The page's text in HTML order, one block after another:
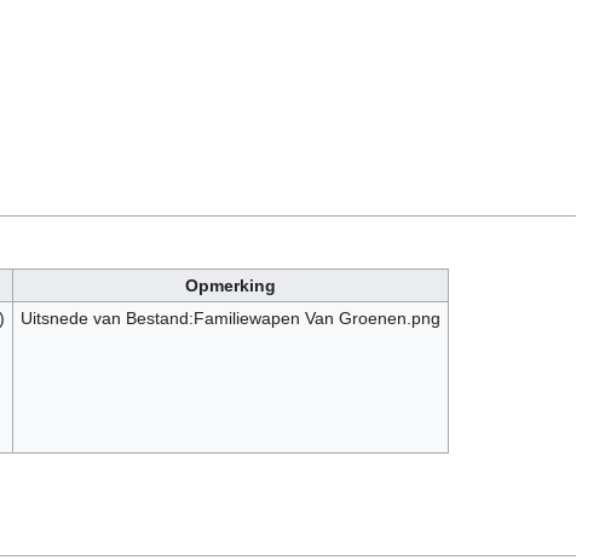
Opmerking
) Uitsnede van Bestand:Familiewapen Van Groenen.png